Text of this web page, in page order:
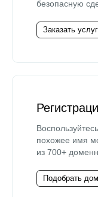
безопасную
Заказать
похожее имя
из 700+
Подобрать